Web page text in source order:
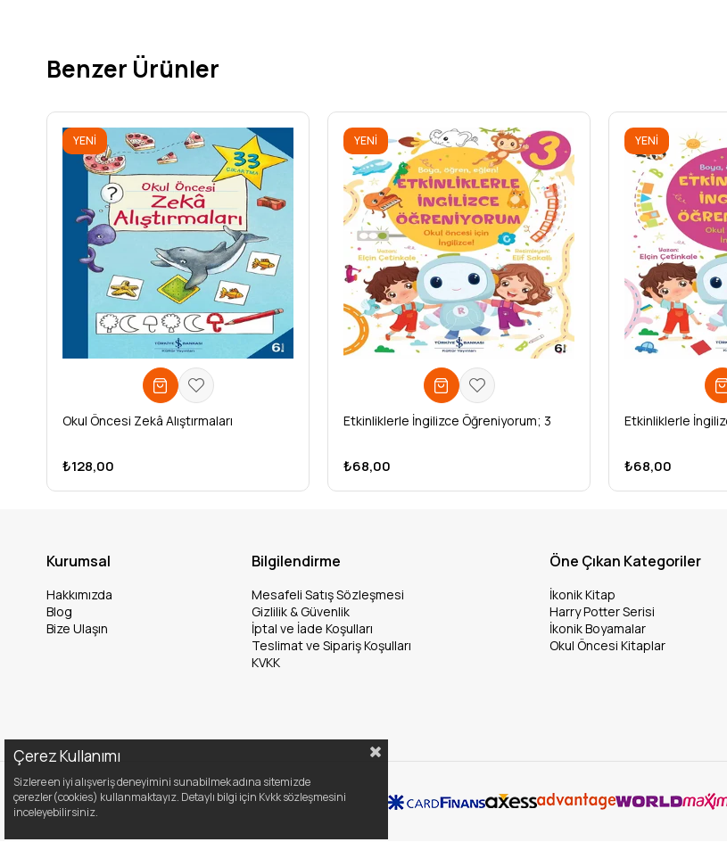
Benzer Ürünler
Okul Öncesi Zekâ Alıştırmaları
₺128,00
YENI
ÜRÜN
Etkinliklerle İngilizce Öğreniyorum; 3
₺68,00
YENI
ÜRÜN
Etkinliklerle
₺68,00
YENI
ÜRÜN
Kurumsal
Hakkımızda
Blog
Bize Ulaşın
Bilgilendirme
Mesafeli Satış Sözleşmesi
Gizlilik & Güvenlik
İptal ve İade Koşulları
Teslimat ve Sipariş Koşulları
KVKK
Öne Çıkan Kategoriler
İkonik Kitap
Harry Potter Serisi
İkonik Boyamalar
Okul Öncesi Kitaplar
Çerez Kullanımı
Sizlere en iyi alışveriş deneyimini sunabilmek adına sitemizde
çerezler(cookies) kullanmaktayız. Detaylı bilgi için Kvkk sözleşmesini
inceleyebilirsiniz.